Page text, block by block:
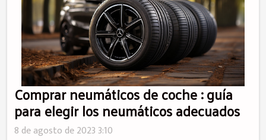
Comprar neumáticos de coche : guía
para elegir los neumáticos adecuados
8 de agosto de 2023 3:10